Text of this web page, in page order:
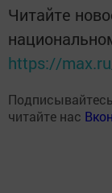
Читайте
https://
читайте нас